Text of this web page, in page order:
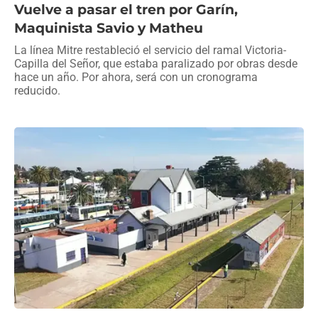
Vuelve a pasar el tren por Garín,
Maquinista Savio y Matheu
La línea Mitre restableció el servicio del ramal Victoria-
Capilla del Señor, que estaba paralizado por obras desde
hace un año. Por ahora, será con un cronograma
reducido.